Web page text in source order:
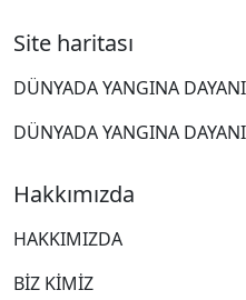
Site haritası
DÜNYADA YANGINA
DÜNYADA YANGINA
Hakkımızda
HAKKIMIZDA
BIZ KIMIZ